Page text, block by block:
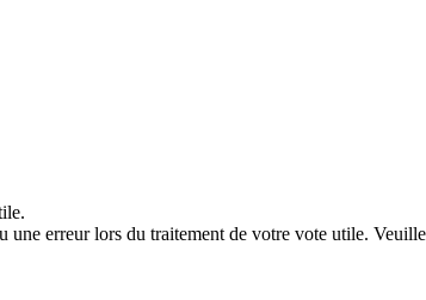
une erreur lors du traitement de votre vote utile.